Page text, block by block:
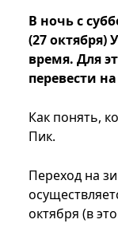
В ночь с
(27
время. Для
перевести
Как понять,
Пик.
Переход на
октября (в